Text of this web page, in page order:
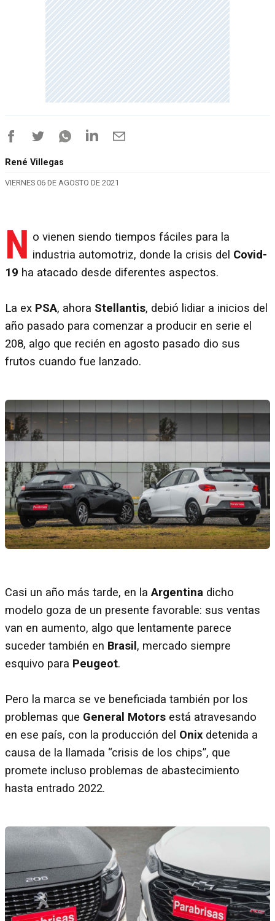
René Villegas
VIERNES 06 DE AGOSTO DE 2021
N o vienen siendo tiempos fáciles para la
industria automotriz, donde la crisis del Covid-
19 ha atacado desde diferentes aspectos.
La ex PSA, ahora Stellantis, debió lidiar a inicios del
año pasado para comenzar a producir en serie el
208, algo que recién en agosto pasado dio sus
frutos cuando fue lanzado.
Casi un año más tarde, en laArgentina dicho
modelo goza de un presente favorable: sus ventas
van en aumento, algo que lentamente parece
suceder también en Brasil , mercado siempre
esquivo para Peugeot.
Pero la marca se ve beneficiada también por los
problemas que General Motors está atravesando
en ese país, con la producción del Onix detenida a
causa de la llamada “crisis de los chips”, que
promete incluso problemas de abastecimiento
hasta entrado 2022.